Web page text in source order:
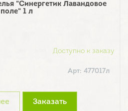
"Синергетик Лавандовое
поле" 1 л
Доступно к заказу
Арт: 477017л
Заказать